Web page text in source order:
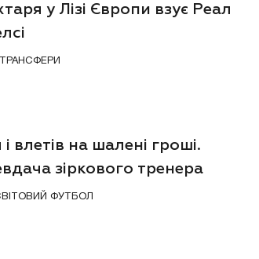
у Лізі Європи взує Реал
ТРАНСФЕРИ
влетів на шалені гроші.
зіркового тренера
СВІТОВИЙ ФУТБОЛ